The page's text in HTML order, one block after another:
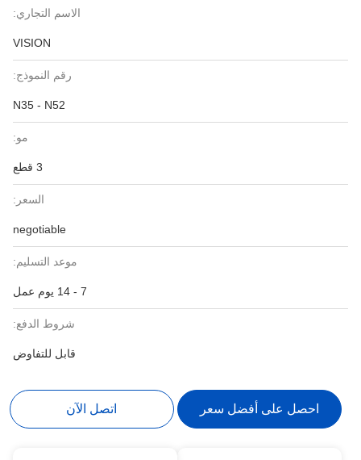
الاسم التجاري:
VISION
رقم النموذج:
N35 - N52
مو:
السعر:
negotiable
موعد التسليم:
شروط الدفع:
قابل للتفاوض
احصل على أفضل سعر اتصل الآن